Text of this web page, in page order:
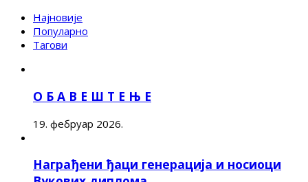
Најновије
Популарно
Тагови
О Б А В Е Ш Т Е Њ Е
19. фебруар 2026.
Награђени ђаци генерација и носиоци